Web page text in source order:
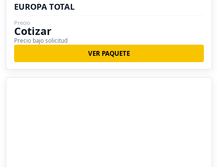
EUROPA TOTAL
Precio
Cotizar
Precio bajo solicitud
VER PAQUETE